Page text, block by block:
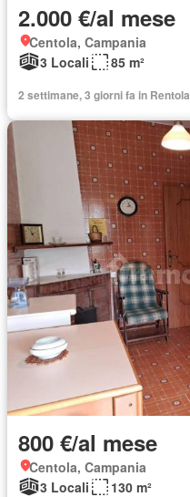
2.000 €/al mese
Centola, Campania
3 Locali
85 m²
2 settimane, 3 giorni fa in Rentola
800 €/al mese
Centola, Campania
3 Locali
130 m²